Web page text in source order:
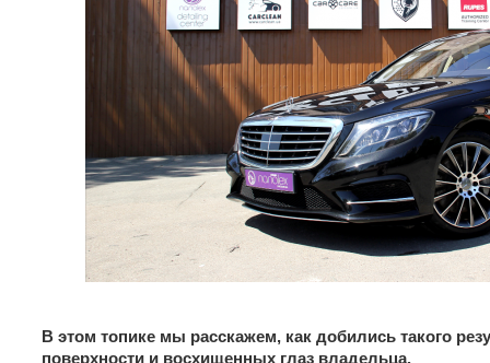
В этом топике мы расскажем, как добились такого
поверхности и восхищенных глаз владельца.